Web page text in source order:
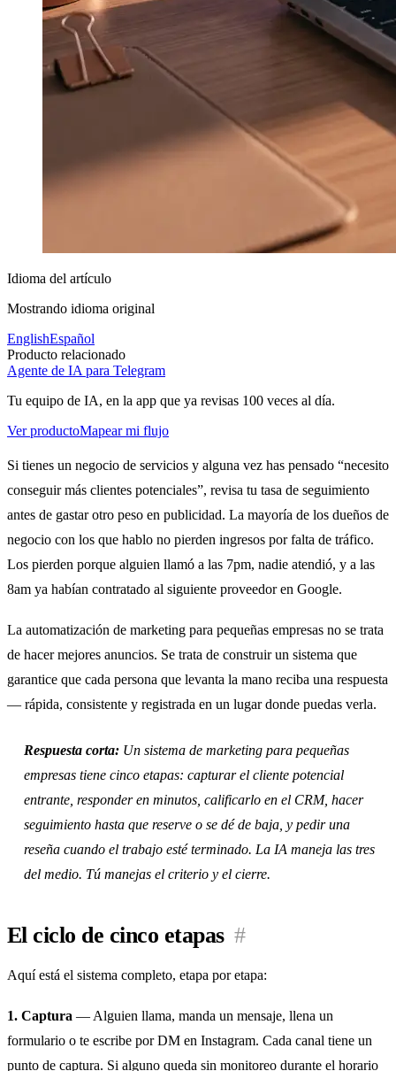
Idioma del artículo
Mostrando idioma original
EnglishEspañol
Producto relacionado
Agente de IA para Telegram
Tu equipo de IA, en la app que ya revisas 100 veces al día.
Ver productoMapear mi flujo
Si tienes un negocio de servicios y alguna vez has pensado “necesito
conseguir más clientes potenciales”, revisa tu tasa de seguimiento
antes de gastar otro peso en publicidad. La mayoría de los dueños de
negocio con los que hablo no pierden ingresos por falta de tráfico.
Los pierden porque alguien llamó a las 7pm, nadie atendió, y a las
8am ya habían contratado al siguiente proveedor en Google.
La automatización de marketing para pequeñas empresas no se trata
de hacer mejores anuncios. Se trata de construir un sistema que
garantice que cada persona que levanta la mano reciba una respuesta
— rápida, consistente y registrada en un lugar donde puedas verla.
Respuesta corta: Un sistema de marketing para pequeñas
empresas tiene cinco etapas: capturar el cliente potencial
entrante, responder en minutos, calificarlo en el CRM, hacer
seguimiento hasta que reserve o se dé de baja, y pedir una
reseña cuando el trabajo esté terminado. La IA maneja las tres
del medio. Tú manejas el criterio y el cierre.
El ciclo de cinco etapas #
Aquí está el sistema completo, etapa por etapa:
1. Captura — Alguien llama, manda un mensaje, llena un
formulario o te escribe por DM en Instagram. Cada canal tiene un
punto de captura. Si alguno queda sin monitoreo durante el horario